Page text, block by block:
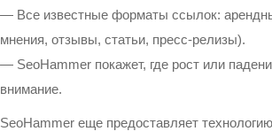
— Все известные форматы ссылок:
мнения, отзывы, статьи, пресс-релизы).
— SeoHammer покажет, где рост или
внимание.
SeoHammer еще предоставляет